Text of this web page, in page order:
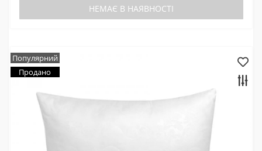
НЕМАЄ В НАЯВНОСТІ
Популярний
Продано